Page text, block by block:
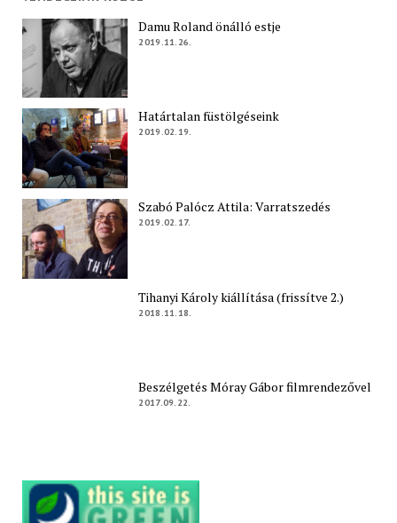
Damu Roland önálló estje
2019.11.26.
Határtalan füstölgéseink
2019.02.19.
Szabó Palócz Attila: Varratszedés
2019.02.17.
Tihanyi Károly kiállítása (frissítve 2.)
2018.11.18.
Beszélgetés Móray Gábor filmrendezővel
2017.09.22.